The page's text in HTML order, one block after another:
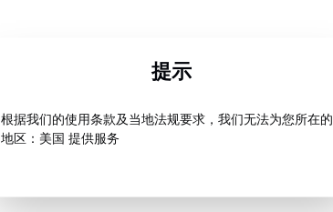
提示
根据我们的使用条款及当地法规要求，我们无法为您所在的
地区：美国 提供服务